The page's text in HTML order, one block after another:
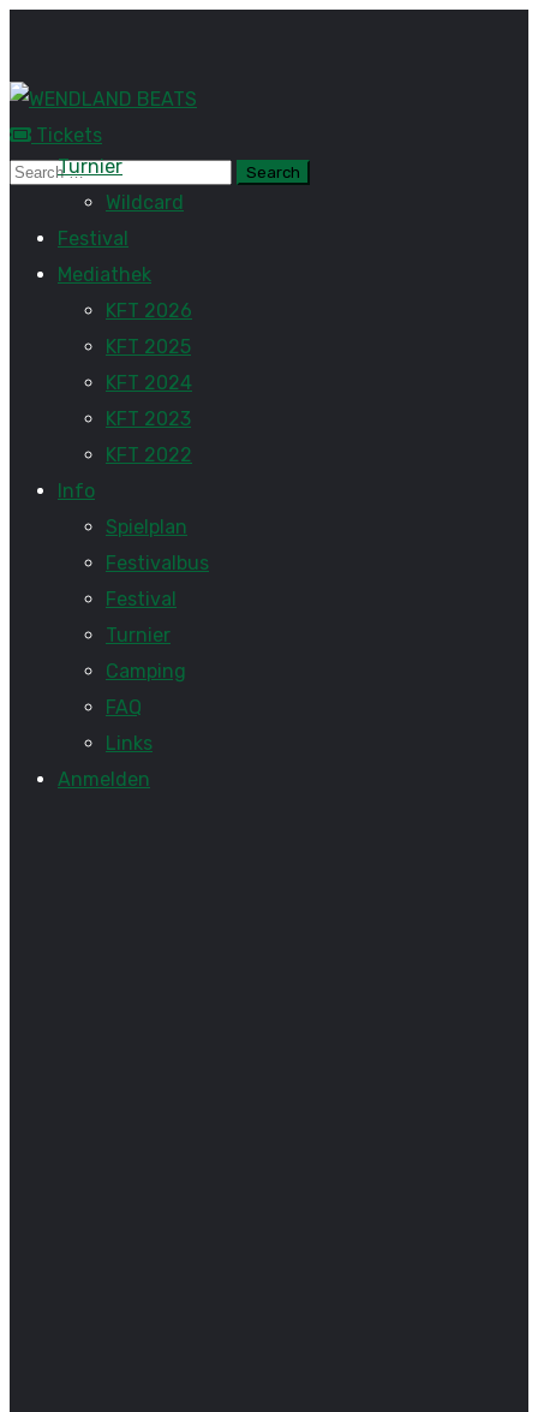
Tickets
Turnier
Wildcard
Festival
Mediathek
KFT 2026
KFT 2025
KFT 2024
KFT 2023
KFT 2022
Info
Spielplan
Festivalbus
Festival
Turnier
Camping
FAQ
Links
Anmelden